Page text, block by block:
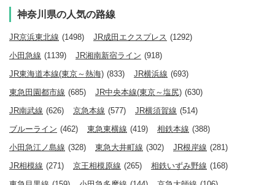
神奈川県の人気の路線
JR京浜東北線 (1498) JR成田エクスプレス (1292)
小田急線 (1139) JR湘南新宿ライン (918)
JR東海道本線(東京～熱海) (833) JR横浜線 (693)
東急田園都市線 (685) JR中央本線(東京～塩尻) (630)
JR南武線 (626) 京急本線 (577) JR横須賀線 (514)
ブルーライン (462) 東急東横線 (419) 相鉄本線 (388)
小田急江ノ島線 (328) 東急大井町線 (302) JR根岸線 (281)
JR相模線 (271) 京王相模原線 (265) 相鉄いずみ野線 (168)